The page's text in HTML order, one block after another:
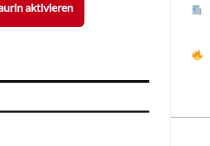
aktivieren